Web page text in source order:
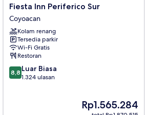
Fiesta
Inn
Periferico
Sur
Coyoacan
Fiesta Inn Periferico Sur
Coyoacan
Kolam renang
Tersedia parkir
Wi-Fi Gratis
Restoran
8.8
dari
8,8 Luar Biasa
1.324 ulasan
Harga
sekarang
Rp1.565.284